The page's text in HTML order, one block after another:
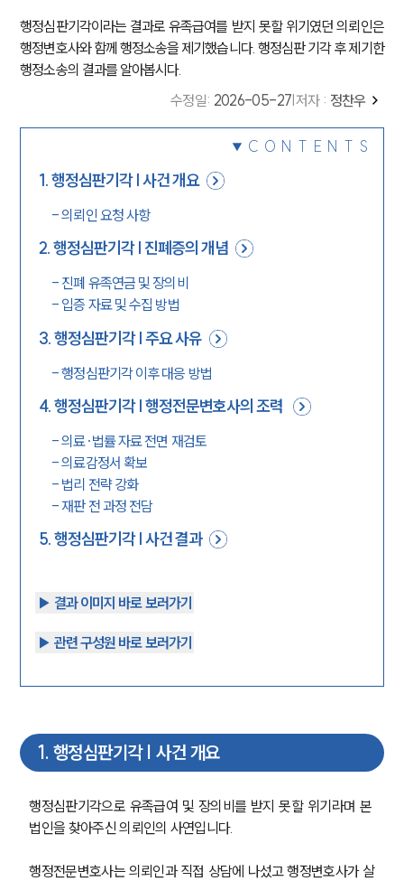
행정심판기각이라는 결과로 유족급여를 받지 못할 위기였던 의뢰인은
행정변호사와 함께 행정소송을 제기했습니다. 행정심판 기각 후 제기한
행정소송의 결과를 알아봅시다.
수정일: 2026-05-27 저자 : 정찬우
CONTENTS
1.행정심판기각 | 사건 개요
-의뢰인 요청 사항
2.행정심판기각 | 진폐증의 개념
- 진폐 유족연금 및 장의비
- 입증 자료 및 수집 방법
3.행정심판기각 | 주요 사유
-행정심판기각 이후 대응 방법
4.행정심판기각 | 행정전문변호사의 조력
-의료·법률 자료 전면 재검토
-의료감정서 확보
- 법리 전략 강화
- 재판 전 과정 전담
5.행정심판기각 | 사건 결과
▶︎ 결과 이미지 바로 보러가기
▶︎ 관련 구성원 바로 보러가기
1. 행정심판기각 | 사건 개요
행정심판기각으로 유족급여 및 장의비를 받지 못할 위기라며 본
법인을 찾아주신 의뢰인의 사연입니다.
행정전문변호사는 의뢰인과 직접 상담에 나섰고 행정변호사가 살